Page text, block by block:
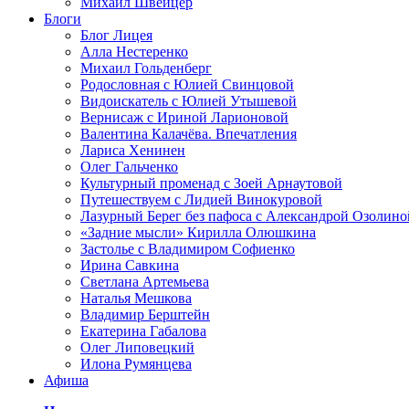
Блоги
Блог Лицея
Алла Нестеренко
Михаил Гольденберг
Родословная с Юлией Свинцовой
Видоискатель с Юлией Утышевой
Вернисаж с Ириной Ларионовой
Валентина Калачёва. Впечатления
Лариса Хенинен
Олег Гальченко
Культурный променад с Зоей Арнаутовой
Путешествуем с Лидией Винокуровой
Лазурный Берег без пафоса с Александрой
«Задние мысли» Кирилла Олюшкина
Застолье с Владимиром Софиенко
Ирина Савкина
Светлана Артемьева
Наталья Мешкова
Владимир Берштейн
Екатерина Габалова
Олег Липовецкий
Илона Румянцева
Афиша